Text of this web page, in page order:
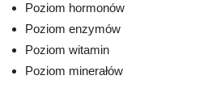
Poziom hormonów
Poziom enzymów
Poziom witamin
Poziom minerałów